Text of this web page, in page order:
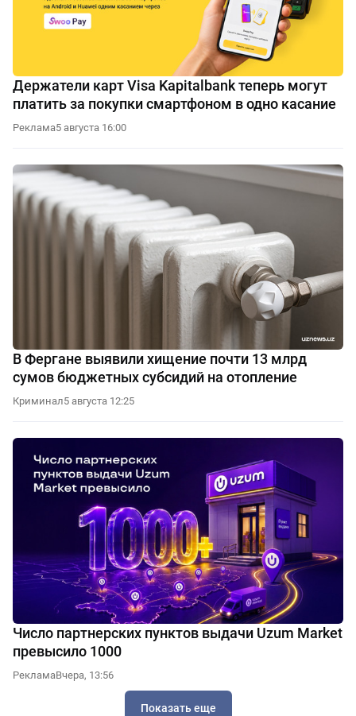
Держатели карт Visa Kapitalbank теперь могут
платить за покупки смартфоном в одно касание
Реклама5 августа 16:00
В Фергане выявили хищение почти 13 млрд
сумов бюджетных субсидий на отопление
Криминал5 августа 12:25
Число партнерских пунктов выдачи Uzum Market
превысило 1000
РекламаВчера, 13:56
Показать еще